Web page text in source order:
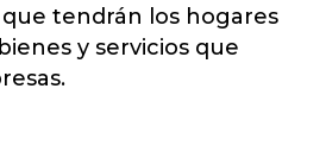
tendrán los hogares
y servicios que